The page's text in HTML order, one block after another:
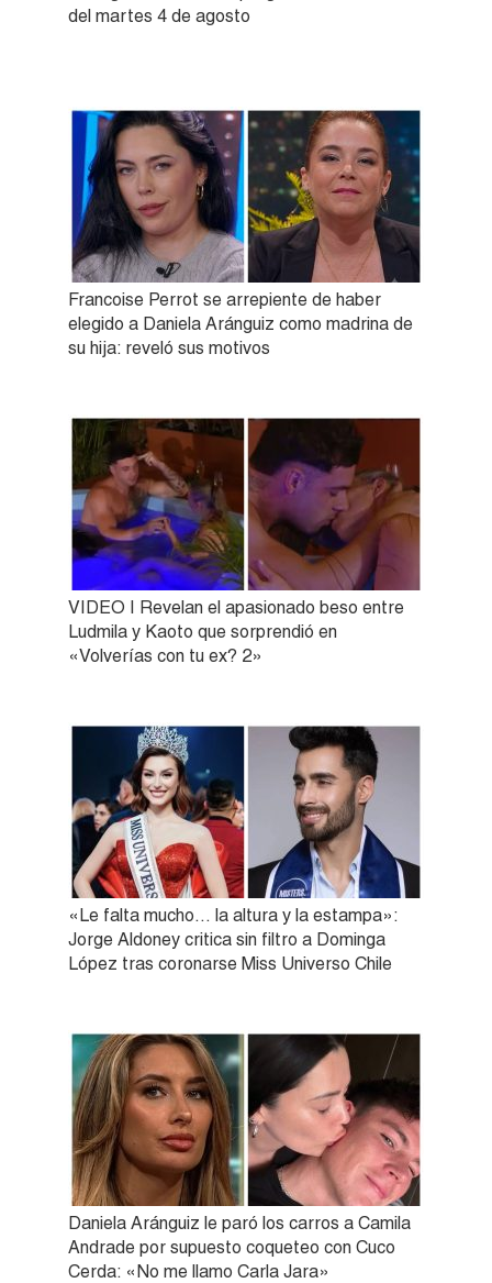
del martes 4 de agosto
Francoise Perrot se arrepiente de haber
elegido a Daniela Aránguiz como madrina de
su hija: reveló sus motivos
VIDEO | Revelan el apasionado beso entre
Ludmila y Kaoto que sorprendió en
«Volverías con tu ex? 2»
«Le falta mucho… la altura y la estampa»:
Jorge Aldoney critica sin filtro a Dominga
López tras coronarse Miss Universo Chile
Daniela Aránguiz le paró los carros a Camila
Andrade por supuesto coqueteo con Cuco
Cerda: «No me llamo Carla Jara»